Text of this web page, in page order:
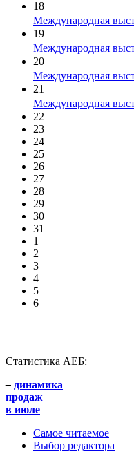
18
Международная
19
Международная
20
Международная
21
Международная
22
23
24
25
26
27
28
29
30
31
1
2
3
4
5
6
Статистика АЕБ:
– динамика
продаж
в июле
Самое читаемое
Выбор редактора